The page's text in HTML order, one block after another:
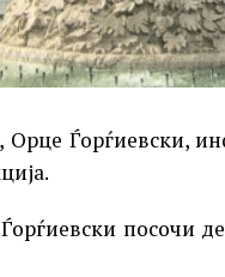
Орце Ѓорѓиевски,
посочи